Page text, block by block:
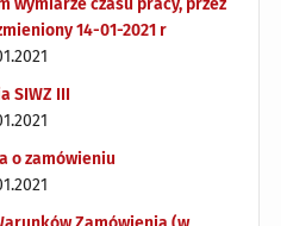
wymiarze czasu pracy, przez
14-01-2021 r
SIWZ III
o zamówieniu